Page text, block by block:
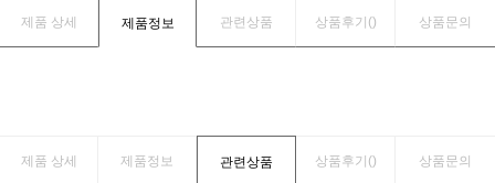
제품 상세 제품정보 관련상품 상품후기() 상품문의
제품 상세 제품정보 관련상품 상품후기() 상품문의